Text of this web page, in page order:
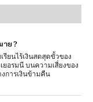
ย ?
รียนไร้เงินสดสุดขั้วของ
อรมนี บนความเสี่ยงของ
การเงินข้ามคืน